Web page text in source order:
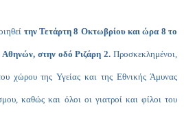
την Τετάρτη 8 Οκτωβρίου και ώρα 8 το
στην οδό Ριζάρη 2. Προσκεκλημένοι,
χώρου της Υγείας και της Εθνικής Άμυνας
καθώς και όλοι οι γιατροί και φίλοι του